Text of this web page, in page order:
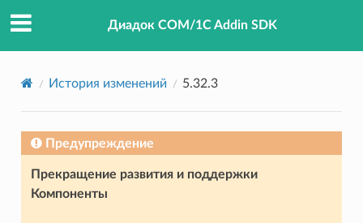
Диадок COM/1C Addin SDK
История изменений 5.32.3
Предупреждение
Прекращение развития и поддержки
Компоненты